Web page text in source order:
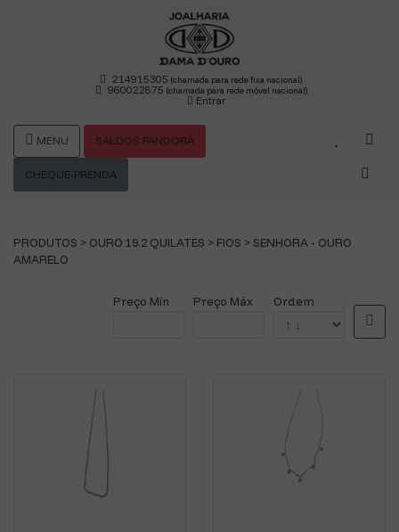
214915305(chamada para rede fixa nacional)
960022875 (chamada para rede móvel nacional)
Entrar
MENU SALDOS PANDORA
CHEQUE-PRENDA
PRODUTOS > OURO 19.2 QUILATES > FIOS >SENHORA - OURO
AMARELO
Preço Mín Preço Máx Ordem